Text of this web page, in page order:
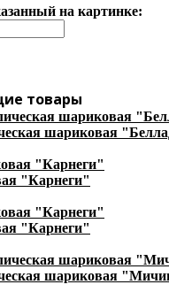
на картинке:
товары
шариковая
"Карнеги"
"Карнеги"
шариковая